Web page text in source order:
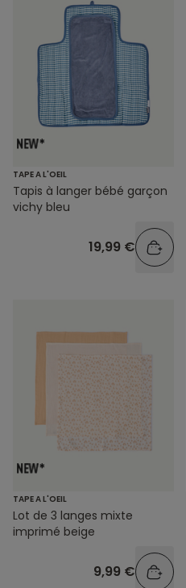
TAPE A L'OEIL
Tapis à langer bébé garçon
vichy bleu
19,99 €
TAPE A L'OEIL
Lot de 3 langes mixte
imprimé beige
9,99 €